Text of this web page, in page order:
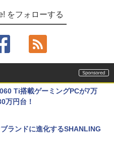
をフォローする
Ti搭載ゲーミングPCが7万
万円台！
ランドに進化するSHANLING